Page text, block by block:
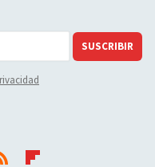
SUSCRIBIR